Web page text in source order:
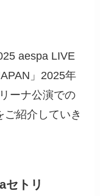
aespa LIVE
」2025年
ーナ公演での
紹介していき
セトリ